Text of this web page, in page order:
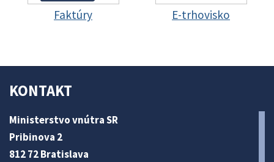
Faktúry E-trhovisko
KONTAKT
Ministerstvo vnútra SR
Pribinova 2
812 72 Bratislava